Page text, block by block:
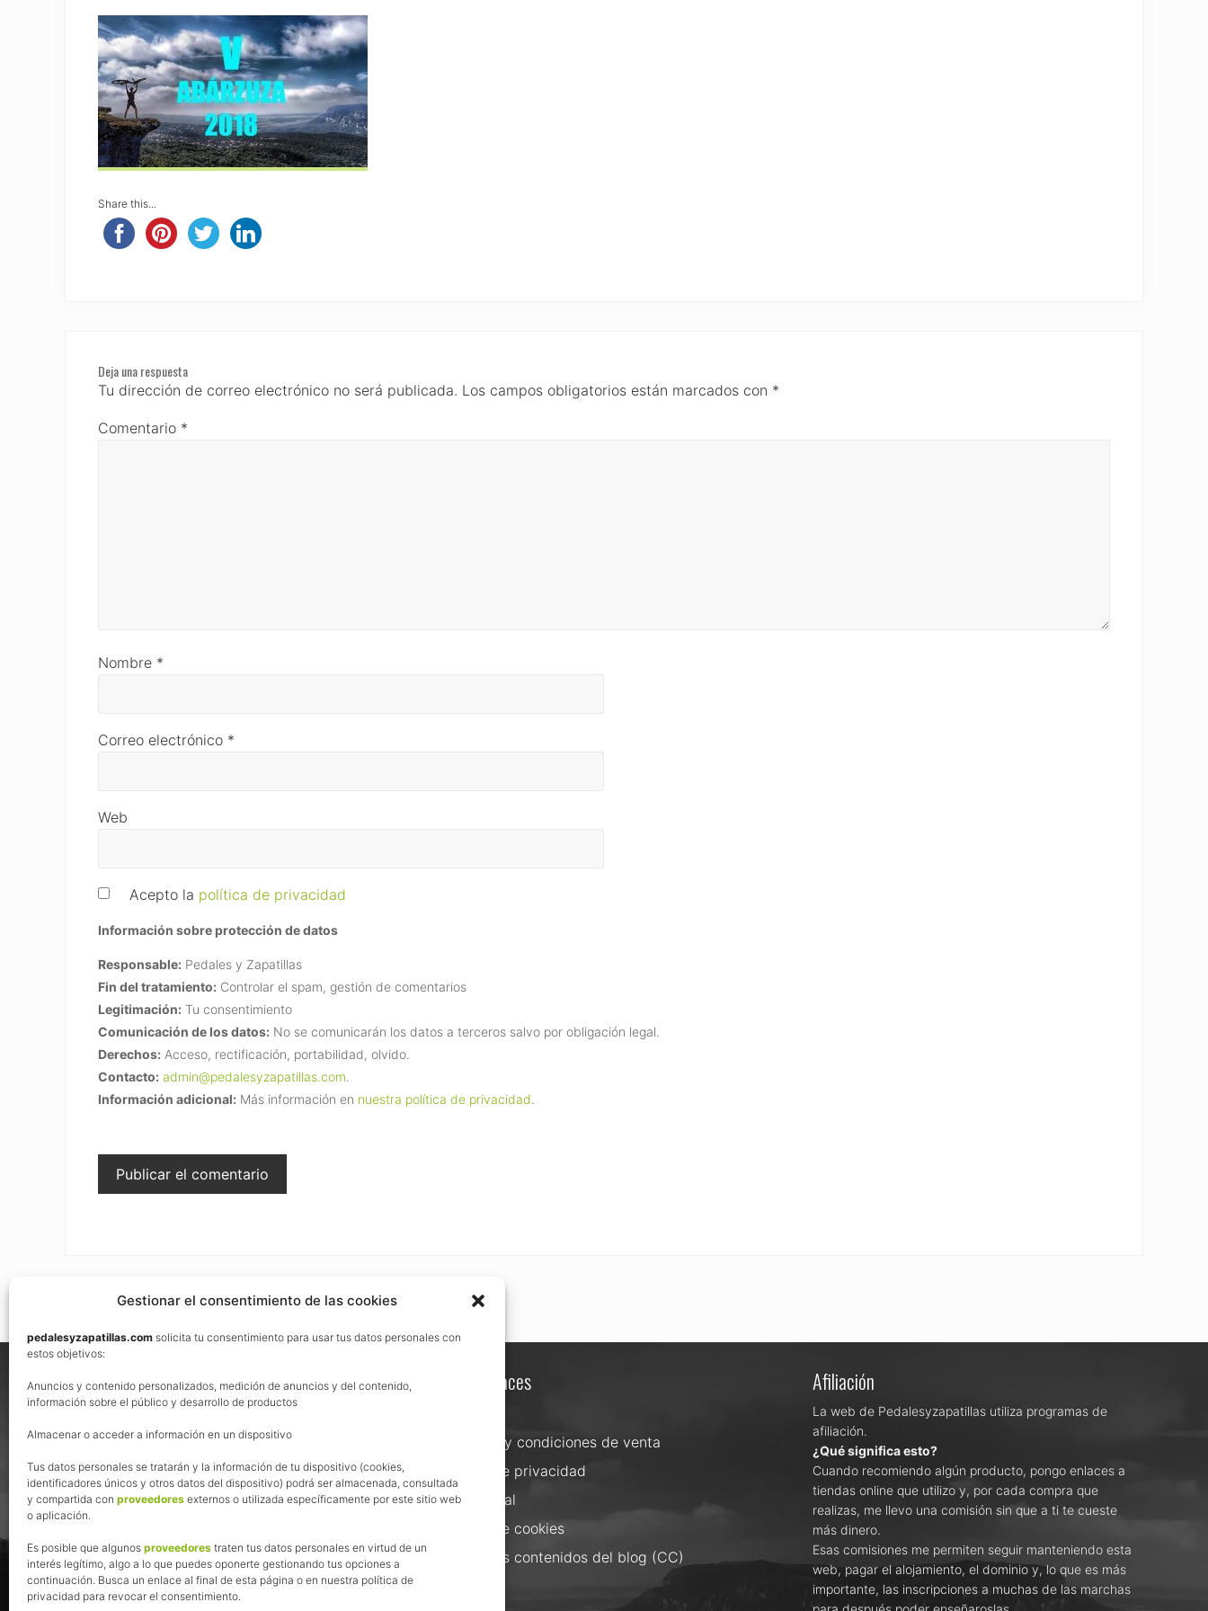
Gestionar el consentimiento de las cookies
pedalesyzapatillas.com solicita tu consentimiento para usar tus datos personales con
estos objetivos:
Anuncios y contenido personalizados, medición de anuncios y del contenido,
información sobre el público y desarrollo de productos
Almacenar o acceder a información en un dispositivo
Tus datos personales se tratarán y la información de tu dispositivo (cookies,
identificadores únicos y otros datos del dispositivo) podrá ser almacenada, consultada
y compartida con proveedores externos o utilizada específicamente por este sitio web
o aplicación.
Es posible que algunos proveedores traten tus datos personales en virtud de un
interés legítimo, algo a lo que puedes oponerte gestionando tus opciones a
continuación. Busca un enlace al final de esta página o en nuestra política de
privacidad para revocar el consentimiento.
Share this...
Interactions
Deja una respuesta
Tu dirección de correo electrónico no será publicada. Los campos obligatorios están marcados con *
Comentario *
Nombre *
Correo electrónico *
Web
Acepto la política de privacidad
Información sobre protección de datos
Responsable: Pedales y Zapatillas
Fin del tratamiento: Controlar el spam, gestión de comentarios
Legitimación: Tu consentimiento
Comunicación de los datos: No se comunicarán los datos a terceros salvo por obligación legal.
Derechos: Acceso, rectificación, portabilidad, olvido.
Contacto: admin@pedalesyzapatillas.com.
Información adicional: Más información en nuestra política de privacidad.
Footer
Nos vemos en las redes Otros enlaces
Términos y condiciones de venta
Política de privacidad
Aviso Legal
Política de cookies
Uso de los contenidos del blog (CC)
Afiliación
La web de Pedalesyzapatillas utiliza programas de
afiliación.
¿Qué significa esto?
Cuando recomiendo algún producto, pongo enlaces a
tiendas online que utilizo y, por cada compra que
realizas, me llevo una comisión sin que a ti te cueste
más dinero.
Esas comisiones me permiten seguir manteniendo esta
web, pagar el alojamiento, el dominio y, lo que es más
importante, las inscripciones a muchas de las marchas